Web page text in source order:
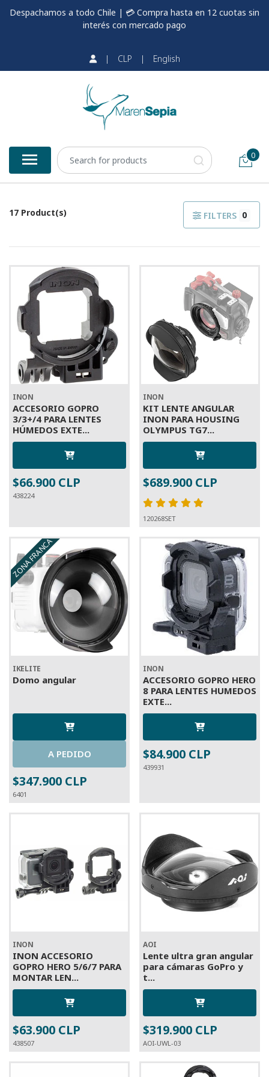
Despachamos a todo Chile | 💳 Compra hasta en 12 cuotas sin
interés con mercado pago
| CLP | English
0
17 Product(s) FILTERS 0
INON
ACCESORIO GOPRO
3/3+/4 PARA LENTES
HÚMEDOS EXTE...
$66.900 CLP
438224
INON
KIT LENTE ANGULAR
INON PARA HOUSING
OLYMPUS TG7...
$689.900 CLP
120268SET
ZONA FRANCA
IKELITE
Domo angular
A PEDIDO
$347.900 CLP
6401
INON
ACCESORIO GOPRO HERO
8 PARA LENTES HUMEDOS
EXTE...
$84.900 CLP
439931
INON
INON ACCESORIO
GOPRO HERO 5/6/7 PARA
MONTAR LEN...
$63.900 CLP
438507
AOI
Lente ultra gran angular
para cámaras GoPro y
t...
$319.900 CLP
AOI-UWL-03